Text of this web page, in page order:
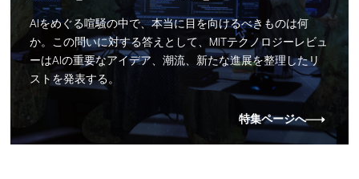
AIをめぐる喧騒の中で、本当に目を向けるべきものは何
か。この問いに対する答えとして、MITテクノロジーレビュ
ーはAIの重要なアイデア、潮流、新たな進展を整理したリ
ストを発表する。
特集ページへ